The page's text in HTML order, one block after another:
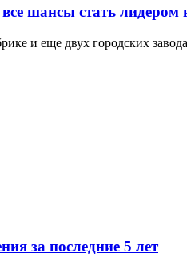
шансы стать
и еще двух городских
за последние 5 лет